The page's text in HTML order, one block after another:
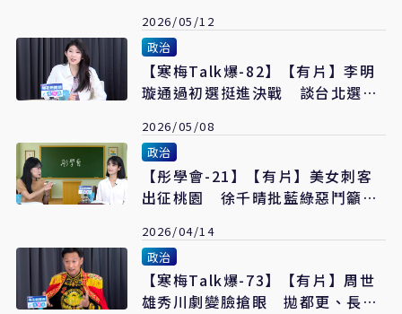
2026/05/12
政治
【寒梅Talk爆-82】【有片】李明
璇通過初選挺進決戰 談台北選
2026/05/08
政治
【彤學會-21】【有片】美女刺客
出征桃園 徐千晴批藍綠惡鬥籲選
2026/04/14
政治
【寒梅Talk爆-73】【有片】周世
雄秀川劇變臉搶眼 拋都更、長照